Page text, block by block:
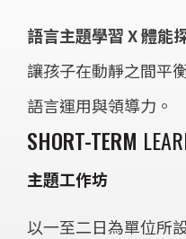
語言主題學習 X 體能
讓孩子在動靜之間平
語言運用與領導力。
SHORT-TERM
主題工作坊
以一至二日為單位所